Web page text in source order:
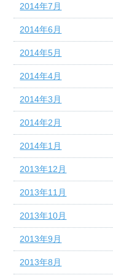
2014年7月
2014年6月
2014年5月
2014年4月
2014年3月
2014年2月
2014年1月
2013年12月
2013年11月
2013年10月
2013年9月
2013年8月